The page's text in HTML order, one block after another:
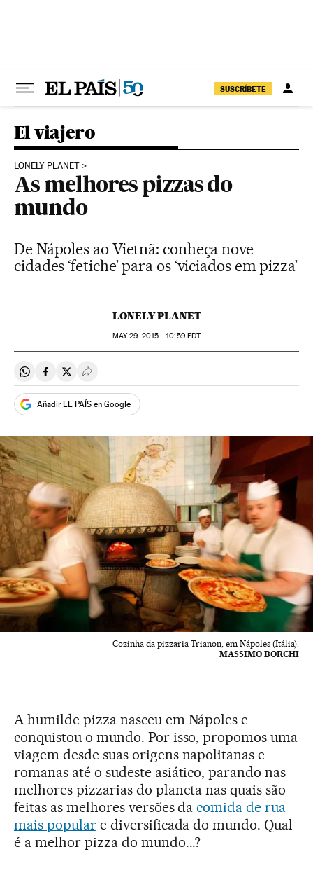
SUSCRÍBETE
El viajero
LONELY PLANET
As melhores pizzas do
mundo
De Nápoles ao Vietnã: conheça nove
cidades ‘fetiche’ para os ‘viciados em pizza’
LONELY PLANET
MAY29, 2015 - 10:59EDT
Compartir en Whatsapp
Compartir en Facebook
Compartir en Twitter
Desplegar Redes Sociales
Añadir EL PAÍS en Google
Cozinha da pizzaria Trianon, em Nápoles (Itália).
MASSIMO BORCHI
A humilde pizza nasceu em Nápoles e
conquistou o mundo. Por isso, propomos uma
viagem desde suas origens napolitanas e
romanas até o sudeste asiático, parando nas
melhores pizzarias do planeta nas quais são
feitas as melhores versões dacomida de rua
mais populare diversificada do mundo. Qual
é a melhor pizza do mundo...?